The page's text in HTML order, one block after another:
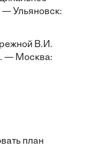
— Ульяновск:
В.И.
— Москва:
план